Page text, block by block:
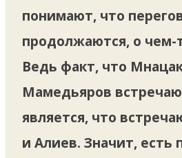
понимают, что
продолжаются, о чем-
Ведь факт, что
Мамедьяров
является, что
и Алиев. Значит, есть